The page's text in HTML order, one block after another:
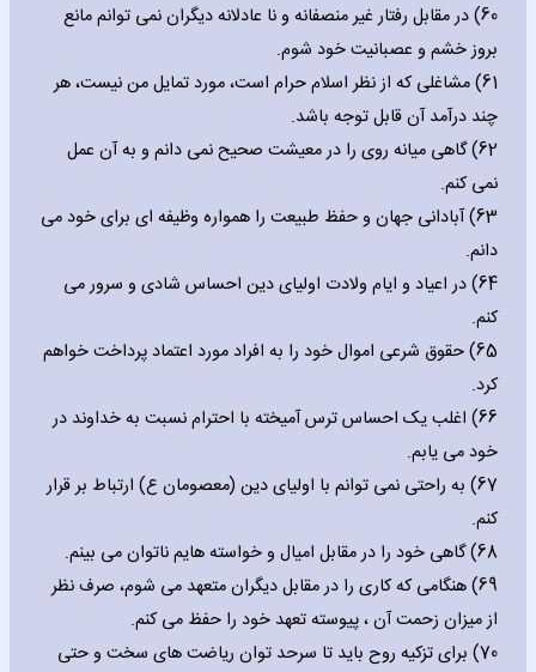
60) در مقابل رفتار غیر منصفانه و نا عادلانه دیگران نمی توانم مانع
بروز خشم و عصبانیت خود شوم.
61) مشاغلی که از نظر اسلام حرام است، مورد تمایل من نیست، هر
چند درآمد آن قابل توجه باشد.
62) گاهی میانه روی را در معیشت صحیح نمی دانم و به آن عمل
نمی کنم.
63) آبادانی جهان و حفظ طبیعت را همواره وظیفه ای برای خود می
دانم.
64) در اعیاد و ایام ولادت اولیای دین احساس شادی و سرور می
کنم.
65) حقوق شرعی اموال خود را به افراد مورد اعتماد پرداخت خواهم
کرد.
66) اغلب یک احساس ترس آمیخته با احترام نسبت به خداوند در
خود می یابم.
67) به راحتی نمی توانم با اولیای دین (معصومان ع) ارتباط بر قرار
کنم.
68) گاهی خود را در مقابل امیال و خواسته هایم ناتوان می بینم.
69) هنگامی که کاری را در مقابل دیگران متعهد می شوم، صرف نظر
از میزان زحمت آن ، پیوسته تعهد خود را حفظ می کنم.
70) برای تزکیه روح باید تا سرحد توان ریاضت های سخت و حتی